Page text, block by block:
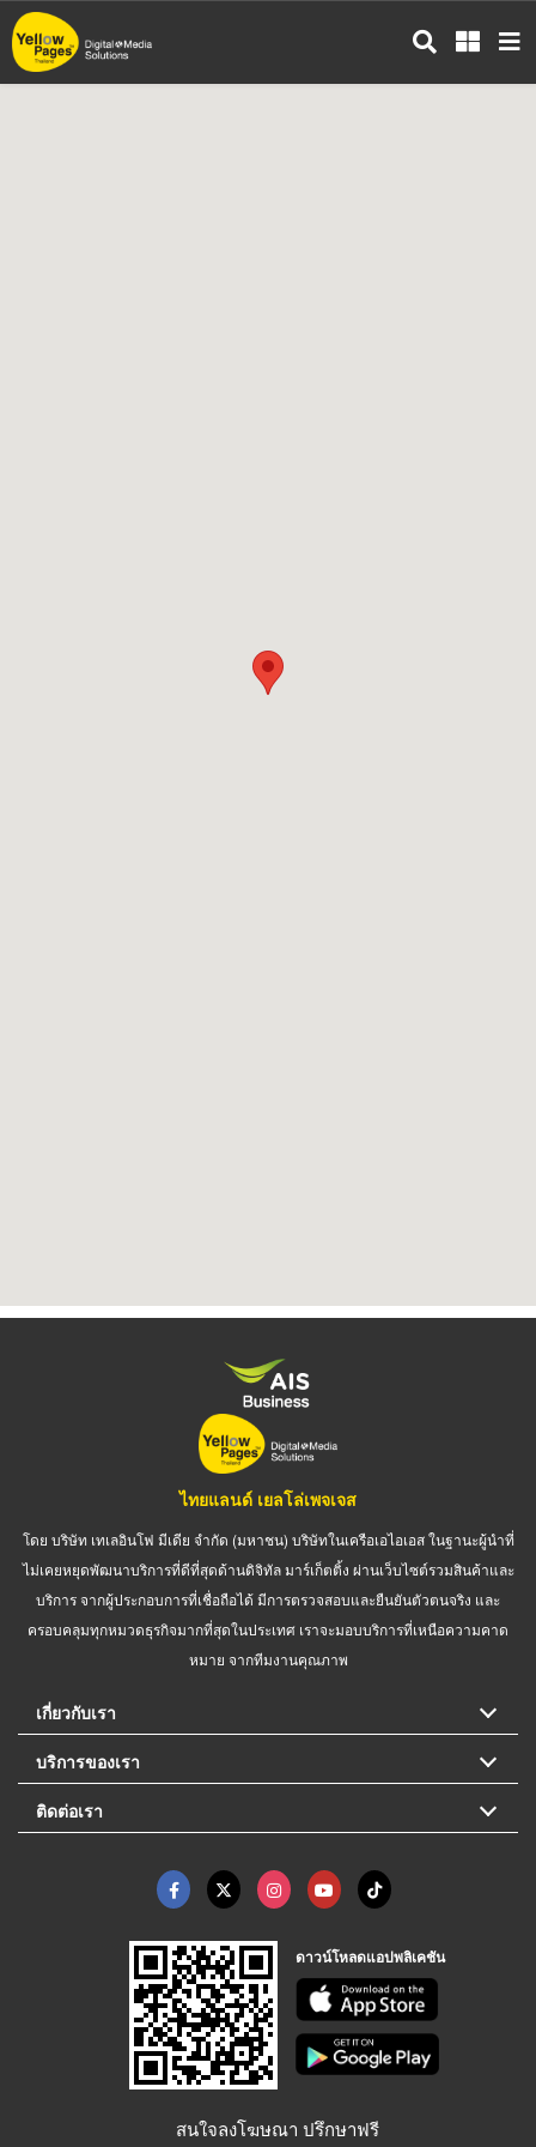
ข้าม
ไป
ไทยแลนด์ เยลโล่เพจเจส
โดย บริษัท เทเลอินโฟ มีเดีย จำกัด (มหาชน) บริษัทในเครือเอไอเอส ในฐานะผู้นำที่
ไม่เคยหยุดพัฒนาบริการที่ดีที่สุดด้านดิจิทัล มาร์เก็ตติ้ง ผ่านเว็บไซต์รวมสินค้าและ
บริการ จากผู้ประกอบการที่เชื่อถือได้ มีการตรวจสอบและยืนยันตัวตนจริง และ
ครอบคลุมทุกหมวดธุรกิจมากที่สุดในประเทศ เราจะมอบบริการที่เหนือความคาด
หมาย จากทีมงานคุณภาพ
เกี่ยวกับเรา
บริการของเรา
ติดต่อเรา
ดาวน์โหลดแอปพลิเคชัน
สนใจลงโฆษณา ปรึกษาฟรี